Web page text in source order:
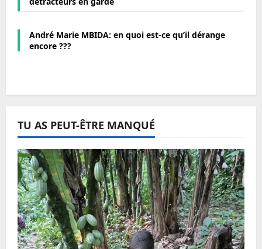
André Marie MBIDA: en quoi est-ce qu’il dérange
encore ???
TU AS PEUT-ÊTRE MANQUÉ